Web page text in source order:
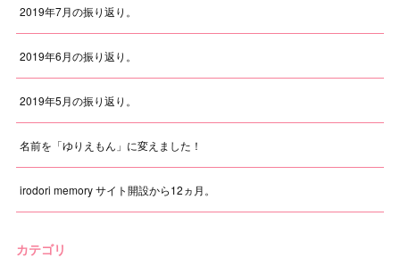
2019年7月の振り返り。
2019年6月の振り返り。
2019年5月の振り返り。
名前を「ゆりえもん」に変えました！
irodori memory サイト開設から12ヵ月。
カテゴリ